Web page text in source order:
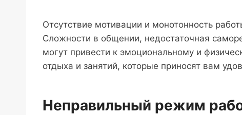
Отсутствие мотивации и монотонность
Сложности в общении, недостаточная
могут привести к эмоциональному и
отдыха и занятий, которые приносят вам
Неправильный режим